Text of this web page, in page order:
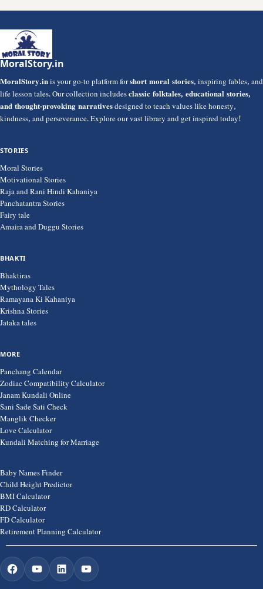
MoralStory.in
MoralStory.inis your go-to platform forshort moral stories, inspiring fables, and
life lesson tales. Our collection includesclassic folktales, educational stories,
and thought-provoking narrativesdesigned to teach values like honesty,
kindness, and perseverance. Explore our vast library and get inspired today!
STORIES
Moral Stories
Motivational Stories
Raja and Rani Hindi Kahaniya
Panchatantra Stories
Fairy tale
Amaira and Duggu Stories
BHAKTI
Bhaktiras
Mythology Tales
Ramayana Ki Kahaniya
Krishna Stories
Jataka tales
MORE
Panchang Calendar
Zodiac Compatibility Calculator
Janam Kundali Online
Sani Sade Sati Check
Manglik Checker
Love Calculator
Kundali Matching for Marriage
Baby Names Finder
Child Height Predictor
BMI Calculator
RD Calculator
FD Calculator
Retirement Planning Calculator